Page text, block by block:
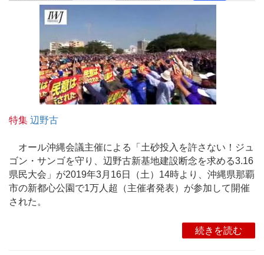
特集 辺野古
オール沖縄会議主催による「土砂投入を許さない！ジュ
ゴン・サンゴを守り、辺野古新基地建設断念を求める3.16
県民大会」が2019年3月16日（土）14時より、沖縄県那覇
市の新都心公園で1万人超（主催者発表）が参加して開催
された。
続きを読む